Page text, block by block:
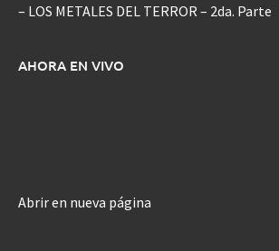
– LOS METALES DEL TERROR – 2da. Parte
AHORA EN VIVO
Abrir en nueva página